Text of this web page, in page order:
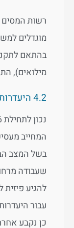
רשות המסים
מוגדלים
בהתאם
מילואים),
4.2 היעדרות מהעבודה בשל מצב חירום
נכון לתחילת 2026, אין
המחייב
בשל המצב
שעבודה
להגיע
עבור
כן נקבע